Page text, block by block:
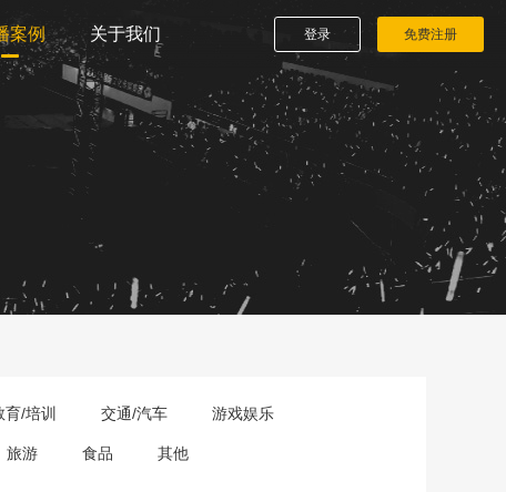
案例 关于我们 登录 免费注册
育/培训 交通/汽车 游戏娱乐
旅游 食品 其他